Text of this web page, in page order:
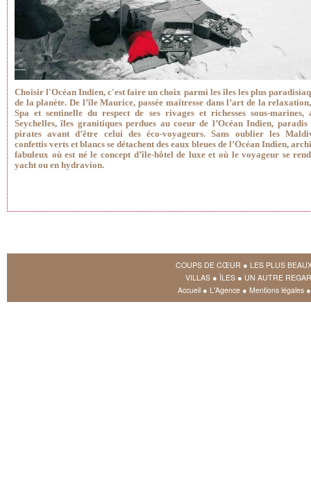
Choisir l'Océan Indien, c'est faire un choix parmi les îles les plus
de la planète. De l’île Maurice, passée maîtresse dans l’art de la
Spa et sentinelle du respect de ses rivages et richesses sous-marines,
Seychelles, îles granitiques perdues au coeur de l’Océan Indien, paradis
pirates avant d’être celui des éco-voyageurs. Sans oublier les
confettis verts et blancs se détachent des eaux bleues de l’Océan Indien,
fabuleux où est né le concept d’île-hôtel de luxe et où le voyageur se
yacht ou en hydravion.
COUPS DE CŒUR ● LES PLUS
VILLAS ● ÎLES ● UN AUTRE
Accueil ● L'Agence ● Mentions légales